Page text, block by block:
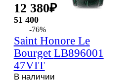
12 380₽
51 400
-76%
Saint HonoreLe
Bourget LB896001
47VIT
В наличии